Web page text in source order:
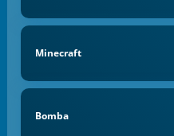
Minecraft
Bomba